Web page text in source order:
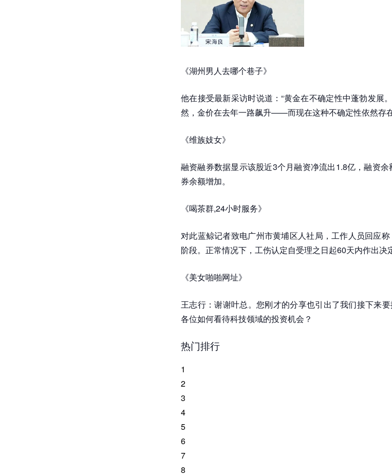
《湖州男人去哪个巷子》
他在接受最新采访时说道：“黄金在不确定性中蓬勃发
然，金价在去年一路飙升——而现在这种不确定性依然存
《维族妓女》
融资融券数据显示该股近3个月融资净流出1.8亿，融资
券余额增加。
《喝茶群,24小时服务》
对此蓝鲸记者致电广州市黄埔区人社局，工作人员回应
阶段。正常情况下，工伤认定自受理之日起60天内作出决
《美女啪啪网址》
王志行：谢谢叶总。您刚才的分享也引出了我们接下来
各位如何看待科技领域的投资机会？
热门排行
1
2
3
4
5
6
7
8